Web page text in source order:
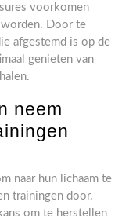
voorkomen
Door te
afgestemd is op de
genieten van
neem
naar hun lichaam te
trainingen door.
om te herstellen